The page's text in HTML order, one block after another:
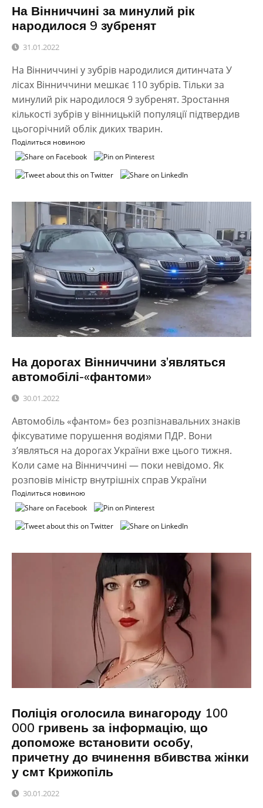
На Вінниччині за минулий рік
народилося 9 зубренят
31.01.2022
На Вінниччині у зубрів народилися дитинчата У
лісах Вінниччини мешкає 110 зубрів. Тільки за
минулий рік народилося 9 зубренят. Зростання
кількості зубрів у вінницькій популяції підтвердив
цьогорічний облік диких тварин.
Поділиться новиною
На дорогах Вінниччини з’являться
автомобілі-«фантоми»
30.01.2022
Автомобіль «фантом» без розпізнавальних знаків
фіксуватиме порушення водіями ПДР. Вони
з’являться на дорогах України вже цього тижня.
Коли саме на Вінниччині — поки невідомо. Як
розповів міністр внутрішніх справ України
Поділиться новиною
Поліція оголосила винагороду 100
000 гривень за інформацію, що
допоможе встановити особу,
причетну до вчинення вбивства жінки
у смт Крижопіль
30.01.2022